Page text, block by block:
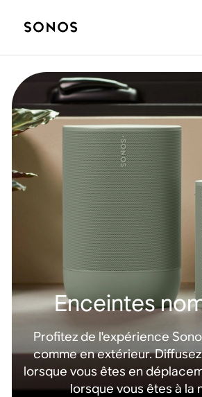
Enceintes
Profitez de l'expérience
comme en extérieur.
lorsque vous êtes en
lorsque vous êtes à la